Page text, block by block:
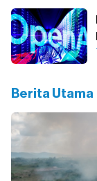
Berita Utama